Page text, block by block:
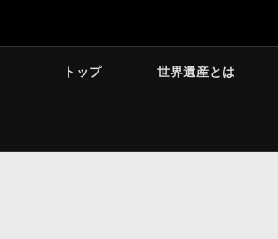
トップ 世界遺産とは